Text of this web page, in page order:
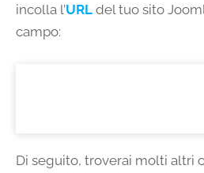
incolla l’URL del tuo sito
campo:
Di seguito, troverai molti altri